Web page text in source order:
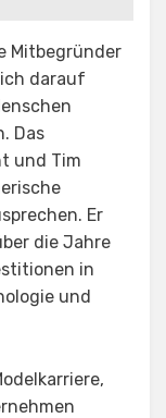
Mitbegründer
darauf
Das
und Tim
Er
die Jahre
in
und